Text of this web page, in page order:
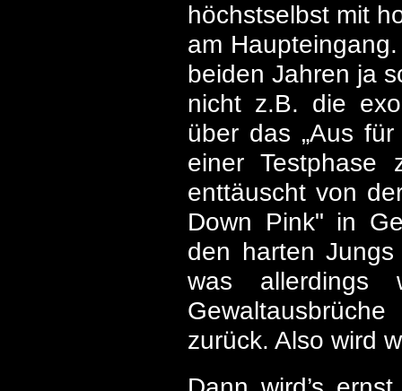
höchstselbst mit
am
beiden Jahren ja
nicht z.B. die
über das „Aus
einer Testphase
enttäuscht von
Down Pink" in
den harten
was allerdings
zurück. Also wird